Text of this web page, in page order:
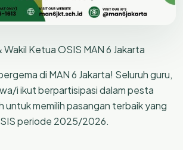
Ketua OSIS MAN 6 Jakarta
di MAN 6 Jakarta! Seluruh guru,
i ikut berpartisipasi dalam pesta
untuk memilih pasangan terbaik yang
periode 2025/2026.